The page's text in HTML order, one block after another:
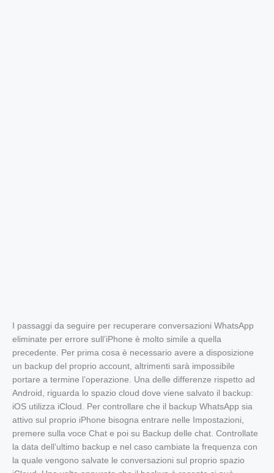
I passaggi da seguire per recuperare conversazioni WhatsApp
eliminate per errore sull’iPhone è molto simile a quella
precedente. Per prima cosa è necessario avere a disposizione
un backup del proprio account, altrimenti sarà impossibile
portare a termine l’operazione. Una delle differenze rispetto ad
Android, riguarda lo spazio cloud dove viene salvato il backup:
iOS utilizza iCloud. Per controllare che il backup WhatsApp sia
attivo sul proprio iPhone bisogna entrare nelle Impostazioni,
premere sulla voce Chat e poi su Backup delle chat. Controllate
la data dell’ultimo backup e nel caso cambiate la frequenza con
la quale vengono salvate le conversazioni sul proprio spazio